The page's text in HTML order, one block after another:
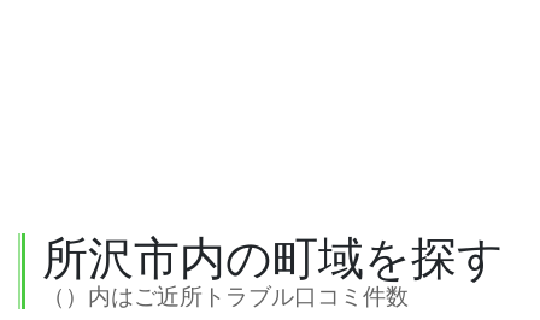
所沢市内の町域を探す
（）内はご近所トラブル口コミ件数